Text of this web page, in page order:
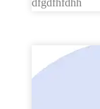
dfgdfhfdhh